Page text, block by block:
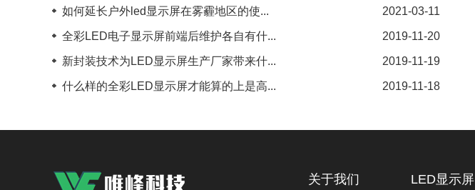
如何延长户外led显示屏在雾霾地区的使... 2021-03-11
全彩LED电子显示屏前端后维护各自有什... 2019-11-20
新封装技术为LED显示屏生产厂家带来什... 2019-11-19
什么样的全彩LED显示屏才能算的上是高... 2019-11-18
关于我们 LED显示屏